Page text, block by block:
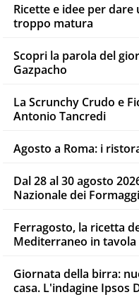
Ricette e idee per
troppo matura
Scopri la parola del
Gazpacho
La Scrunchy Crudo e
Antonio Tancredi
Agosto a Roma: i
Dal 28 al 30 agosto
Nazionale dei
Ferragosto, la ricetta
Mediterraneo in tavola
Giornata della birra:
casa. L'indagine Ipsos